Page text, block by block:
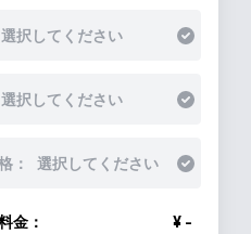
選択してください
選択してください
： 選択してください
金：
¥ -